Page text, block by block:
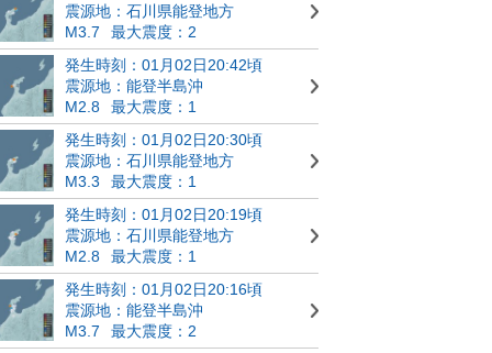
震源地：石川県能登地方
M3.7
最大震度：2
発生時刻：01月02日20:42頃
震源地：能登半島沖
M2.8
最大震度：1
発生時刻：01月02日20:30頃
震源地：石川県能登地方
M3.3
最大震度：1
発生時刻：01月02日20:19頃
震源地：石川県能登地方
M2.8
最大震度：1
発生時刻：01月02日20:16頃
震源地：能登半島沖
M3.7
最大震度：2